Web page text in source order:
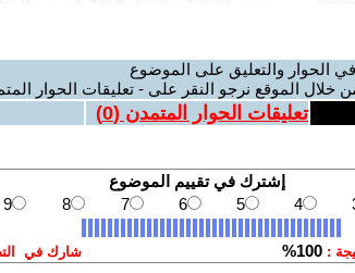
الحوار والتعليق على الموضوع
خلال الموقع نرجو النقر على - تعليقات الحوار
تعليقات الحوار المتمدن (0
)